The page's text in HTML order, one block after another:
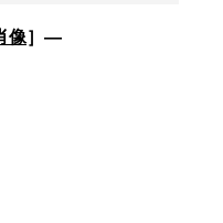
像］―